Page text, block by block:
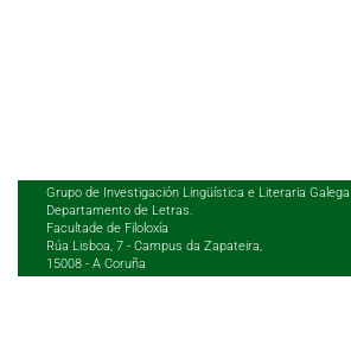
Grupo de Investigación Lingüística e Literaria Galega
Departamento de Letras.
Facultade de Filoloxía
Rúa Lisboa, 7 - Campus da Zapateira,
15008 - A Coruña